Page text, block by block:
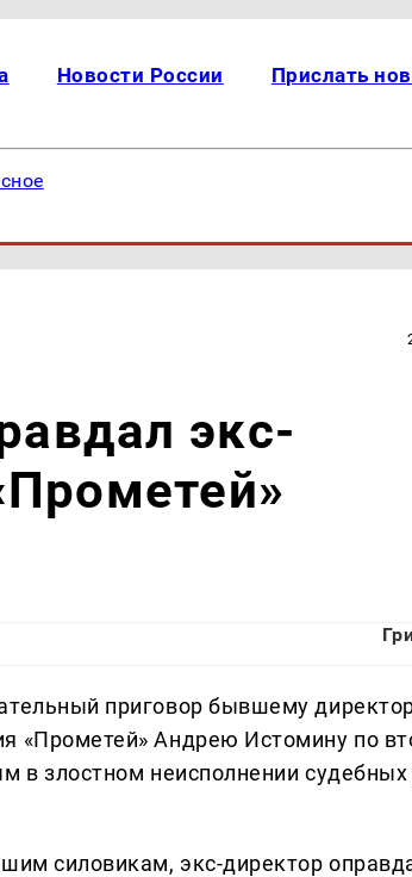
Новости России Прислать
экс-
приговор бывшему
«Прометей» Андрею Истомину по
в злостном неисполнении
силовикам, экс-директор